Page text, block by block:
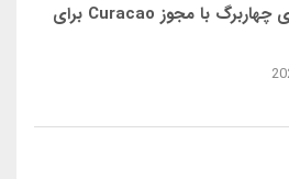
سایت‌ های چهاربرگ با مجوز Curacao برای